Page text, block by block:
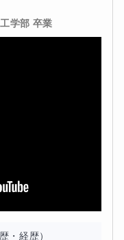
学部 卒業
・経歴）